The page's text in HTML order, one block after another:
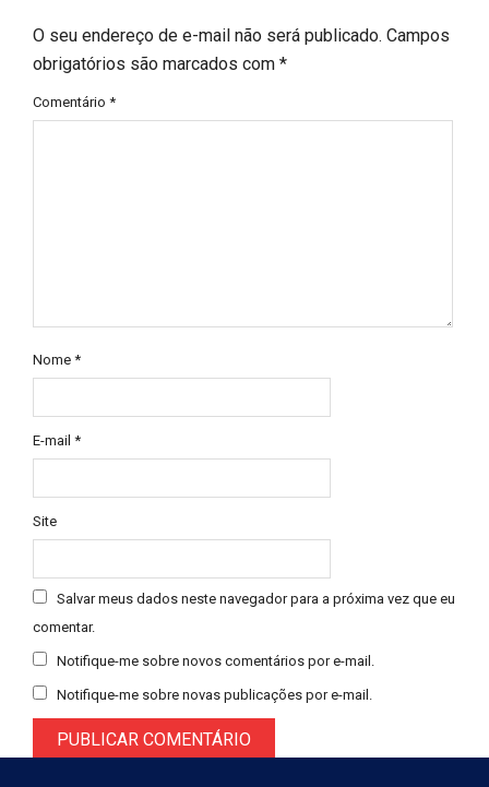
O seu endereço de e-mail não será publicado. Campos
obrigatórios são marcados com *
Comentário *
Nome *
E-mail *
Site
Salvar meus dados neste navegador para a próxima vez que eu
comentar.
Notifique-me sobre novos comentários por e-mail.
Notifique-me sobre novas publicações por e-mail.